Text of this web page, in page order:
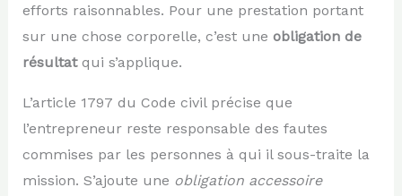
efforts raisonnables. Pour une prestation portant
sur une chose corporelle, c’est une obligation de
résultatqui s’applique.
L’article 1797 du Code civil précise que
l’entrepreneur reste responsable des fautes
commises par les personnes à qui il sous-traite la
mission. S’ajoute une obligation accessoire